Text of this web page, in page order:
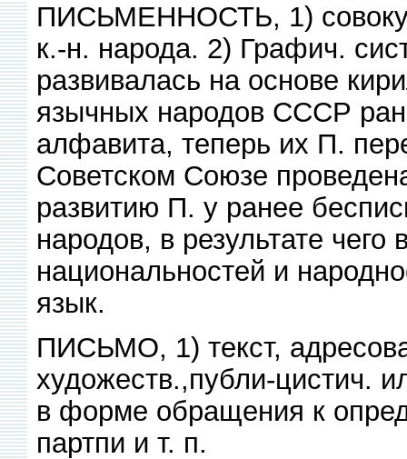
ПИСЬМЕННОСТЬ, 1)
к.-н. народа. 2) Графич.
развивалась на основе
язычных народов СССР
алфавита, теперь их П.
Советском Союзе
развитию П. у ранее
народов, в результате
национальностей и
язык.
ПИСЬМО, 1) текст,
художеств.,публи-цистич.
в форме обращения к
партпи и т. п.